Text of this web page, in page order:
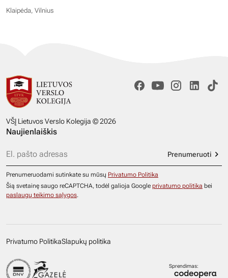
Klaipėda, Vilnius
VŠĮ Lietuvos Verslo Kolegija © 2026
Naujienlaiškis
Prenumeruoti
Prenumeruodami sutinkate su mūsų Privatumo Politika
Šią svetainę saugo reCAPTCHA, todėl galioja Google privatumo politika bei
paslaugų teikimo sąlygos.
Privatumo PolitikaSlapukų politika
Sprendimas: